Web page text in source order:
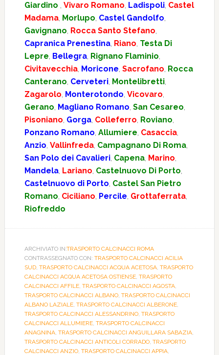
Giardino , Vivaro Romano, Ladispoli, Castel
Madama, Morlupo, Castel Gandolfo,
Gavignano, Rocca Santo Stefano,
Capranica Prenestina, Riano, Testa Di
Lepre, Bellegra, Rignano Flaminio,
Civitavecchia, Moricone, Sacrofano, Rocca
Canterano, Cerveteri, Montelibretti,
Zagarolo, Monterotondo, Vicovaro,
Gerano, Magliano Romano, San Cesareo,
Pisoniano, Gorga, Colleferro, Roviano,
Ponzano Romano, Allumiere, Casaccia,
Anzio, Vallinfreda, Campagnano Di Roma,
San Polo dei Cavalieri, Capena, Marino,
Mandela, Lariano, Castelnuovo Di Porto,
Castelnuovo di Porto, Castel San Pietro
Romano, Ciciliano, Percile, Grottaferrata,
Riofreddo
ARCHIVIATO IN:TRASPORTO CALCINACCI ROMA
CONTRASSEGNATO CON: TRASPORTO CALCINACCI ACILIA
SUD, TRASPORTO CALCINACCI ACQUA ACETOSA, TRASPORTO
CALCINACCI ACQUA ACETOSA OSTIENSE, TRASPORTO
CALCINACCI AFFILE, TRASPORTO CALCINACCI AGOSTA,
TRASPORTO CALCINACCI ALBANO, TRASPORTO CALCINACCI
ALBANO LAZIALE, TRASPORTO CALCINACCI ALBERONE,
TRASPORTO CALCINACCI ALESSANDRINO, TRASPORTO
CALCINACCI ALLUMIERE, TRASPORTO CALCINACCI
ANAGNINA, TRASPORTO CALCINACCI ANGUILLARA SABAZIA,
TRASPORTO CALCINACCI ANTICOLI CORRADO, TRASPORTO
CALCINACCI ANZIO, TRASPORTO CALCINACCI APPIA,